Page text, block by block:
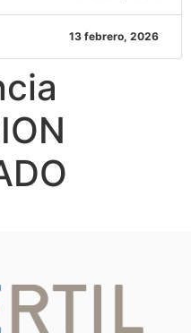
13 febrero, 2026